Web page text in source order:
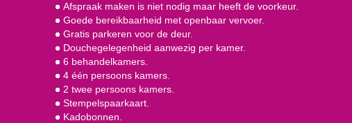
Afspraak maken is niet nodig maar heeft de voorkeur.
Goede bereikbaarheid met openbaar vervoer.
Gratis parkeren voor de deur.
Douchegelegenheid aanwezig per kamer.
6 behandelkamers.
4 één persoons kamers.
2 twee persoons kamers.
Stempelspaarkaart.
Kadobonnen.